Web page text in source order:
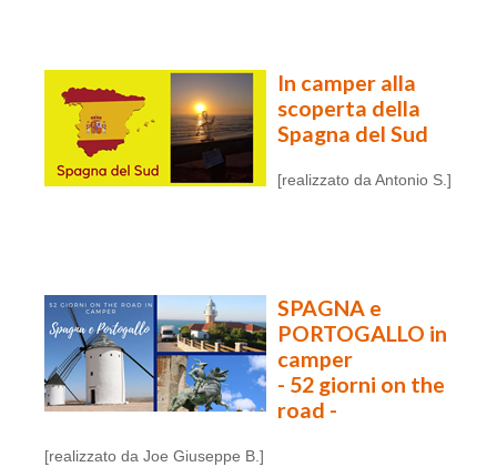
In camper alla
scoperta della
Spagna del Sud
[realizzato da Antonio S.]
SPAGNA e
PORTOGALLO in
camper
- 52 giorni on the
road -
[realizzato da Joe Giuseppe B.]